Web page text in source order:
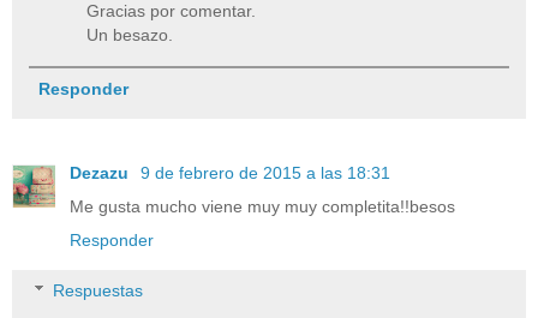
Gracias por comentar.
Un besazo.
Responder
Dezazu
9 de febrero de 2015 a las 18:31
Me gusta mucho viene muy muy completita!!besos
Responder
Respuestas